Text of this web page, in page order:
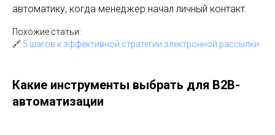
автоматику, когда менеджер начал личный контакт.
Похожие статьи:
🔗 5 шагов к эффективной стратегии электронной рассылки
Какие инструменты выбрать для B2B-
автоматизации